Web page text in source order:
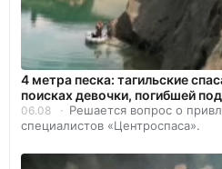
4 метра песка: тагильские
поисках девочки, погибшей
06.08
Решается вопрос о
специалистов «Центроспаса».